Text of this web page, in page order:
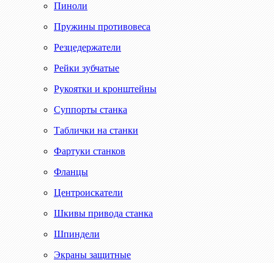
Пиноли
Пружины противовеса
Резцедержатели
Рейки зубчатые
Рукоятки и кронштейны
Суппорты станка
Таблички на станки
Фартуки станков
Фланцы
Центроискатели
Шкивы привода станка
Шпиндели
Экраны защитные